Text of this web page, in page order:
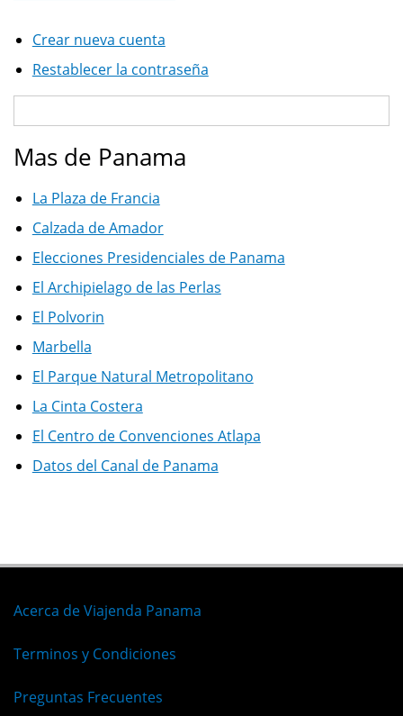
Crear nueva cuenta
Restablecer la contraseña
Mas de Panama
La Plaza de Francia
Calzada de Amador
Elecciones Presidenciales de Panama
El Archipielago de las Perlas
El Polvorin
Marbella
El Parque Natural Metropolitano
La Cinta Costera
El Centro de Convenciones Atlapa
Datos del Canal de Panama
Acerca de Viajenda Panama
Terminos y Condiciones
Preguntas Frecuentes